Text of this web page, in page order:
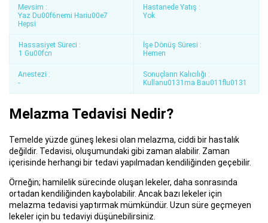
Mevsim :
Yaz Du00f6nemi Hariu00e7
Hepsi
Hastanede Yatış :
Yok
Hassasiyet Süreci :
1 Gu00fcn
İşe Dönüş Süresi :
Hemen
Anestezi :
-
Sonuçların Kalıcılığı :
Kullanu0131ma Bau011flu0131
Melazma Tedavisi Nedir?
Temelde yüzde güneş lekesi olan melazma, ciddi bir hastalık
değildir. Tedavisi, oluşumundaki gibi zaman alabilir. Zaman
içerisinde herhangi bir tedavi yapılmadan kendiliğinden geçebilir.
Örneğin; hamilelik sürecinde oluşan lekeler, daha sonrasında
ortadan kendiliğinden kaybolabilir. Ancak bazı lekeler için
melazma tedavisi yaptırmak mümkündür. Uzun süre geçmeyen
lekeler için bu tedaviyi düşünebilirsiniz.